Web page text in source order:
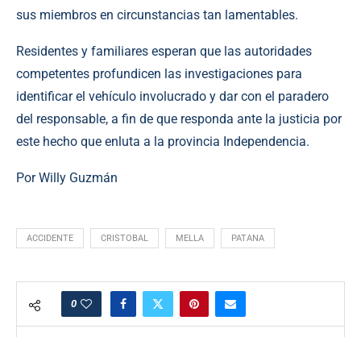
sus miembros en circunstancias tan lamentables.
Residentes y familiares esperan que las autoridades
competentes profundicen las investigaciones para
identificar el vehículo involucrado y dar con el paradero
del responsable, a fin de que responda ante la justicia por
este hecho que enluta a la provincia Independencia.
Por Willy Guzmán
ACCIDENTE CRISTOBAL MELLA PATANA
0